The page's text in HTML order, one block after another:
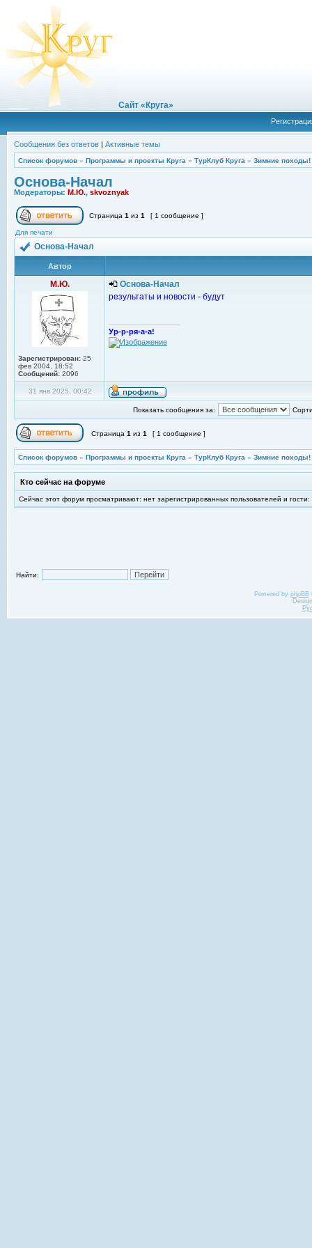
Сайт «Круга»
Сообщения без ответов | Активные темы
Список форумов » Программы и проекты Круга » ТурКлуб Круга » Зимние походы!
Основа-Начал
Модераторы: М.Ю., skvoznyak
Страница 1 из 1 [ 1 сообщение ]
Для печати
Основа-Начал
Автор
М.Ю.
Зарегистрирован: 25
фев 2004, 18:52
Сообщений: 2096
Основа-Начал
результаты и новости - будут
Ур-р-ря-а-а!
31 янв 2025, 00:42
Показать сообщения за:
Страница 1 из 1 [ 1 сообщение ]
Список форумов » Программы и проекты Круга » ТурКлуб Круга » Зимние походы!
Кто сейчас на форуме
Сейчас этот форум просматривают: нет зарегистрированных пользователей и гости:
Найти:
Powered by phpBB